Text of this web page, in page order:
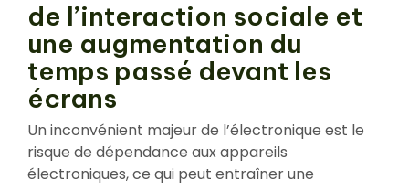
de l’interaction sociale et
une augmentation du
temps passé devant les
écrans
Un inconvénient majeur de l’électronique est le
risque de dépendance aux appareils
électroniques, ce qui peut entraîner une